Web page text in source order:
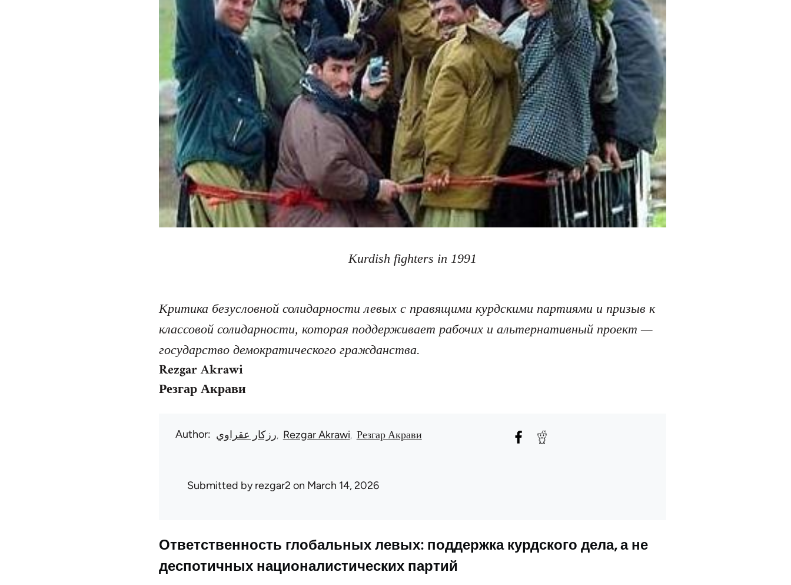
Kurdish fighters in 1991
Критика безусловной солидарности левых с правящими курдскими партиями и призыв к
классовой солидарности, которая поддерживает рабочих и альтернативный проект —
государство демократического гражданства.
Rezgar Akrawi
Резгар Акрави
Author رزكار عقراوي Rezgar Akrawi Резгар Акрави
Submitted byrezgar2 on March 14, 2026
Ответственность глобальных левых: поддержка курдского дела, а не
деспотичных националистических партий